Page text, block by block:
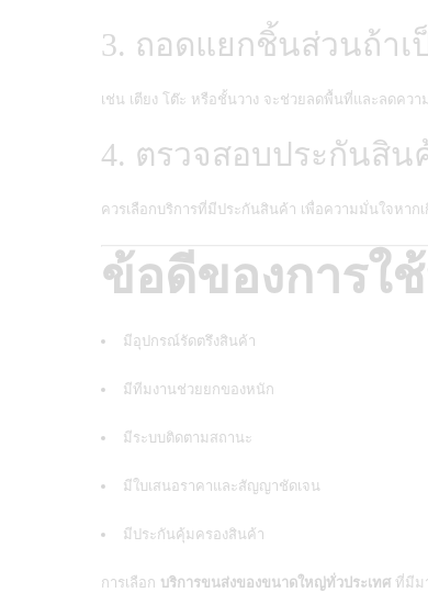
3. ถอดแยกชิ้นส่วนถ้าเ
เช่น เตียง โต๊ะ หรือชั้นวาง จะช่วยลดพื้นที่และลดควา
4. ตรวจสอบประกันสิน
ควรเลือกบริการที่มีประกันสินค้า เพื่อความมั่นใจหาก
ข้อดีของการใ
มีอุปกรณ์รัดตรึงสินค้า
มีทีมงานช่วยยกของหนัก
มีระบบติดตามสถานะ
มีใบเสนอราคาและสัญญาชัดเจน
มีประกันคุ้มครองสินค้า
การเลือก บริการขนส่งของขนาดใหญ่ทั่วประเทศ ที่มีม